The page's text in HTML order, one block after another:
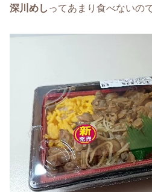
深川めし ってあまり食べないの